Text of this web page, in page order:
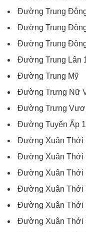
Đường Trung
Đường Trung
Đường Trung
Đường Trung Lân
Đường Trung Mỹ
Đường Trưng Nữ
Đường Trưng
Đường Tuyến Ấp 1
Đường Xuân Thới
Đường Xuân Thới
Đường Xuân Thới
Đường Xuân Thới
Đường Xuân Thới
Đường Xuân Thới